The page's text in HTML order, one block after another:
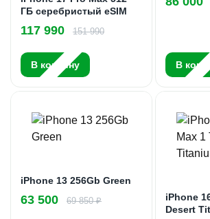
ГБ серебристый eSIM
117 990 151 990
В корзину В
iPhone 13 256Gb Green
63 500 69 850 ₽
iPhone
Desert